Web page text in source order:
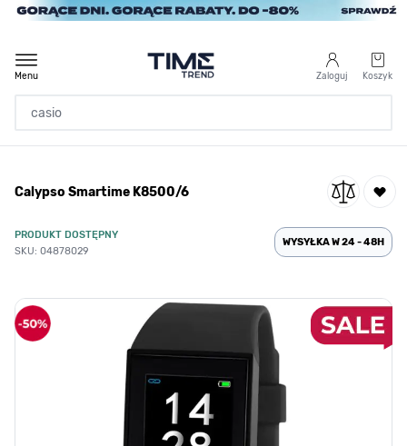
Przejdź do treści
Zaloguj Koszyk
Menu
/
Marka
/
Calypso Smartime K8500/6
Calypso Smartime K8500/6
PRODUKT DOSTĘPNY
SKU: 04878029
WYSYŁKA W 24 - 48H